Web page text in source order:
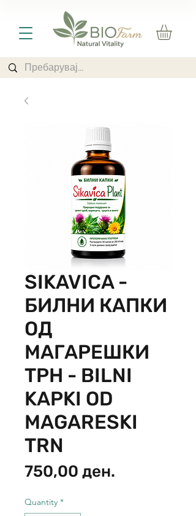
SIKAVICA -
БИЛНИ КАПКИ
ОД
МАГАРЕШКИ
ТРН - BILNI
KAPKI OD
MAGARESKI
TRN
750,00 ден.
Quantity *